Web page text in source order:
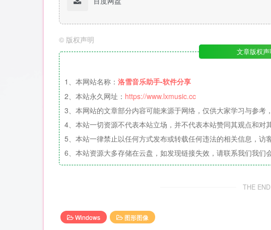
© 版权声明
文章版权声
1、本网站名称： 洛雪音乐助手-软件分享
2、本站永久网址： https://www.lxmusic.cc
3、本网站的文章部分内容可能来源于网络，仅供大家学习与参考
4、本站一切资源不代表本站立场，并不代表本站赞同其观点和对
5、本站一律禁止以任何方式发布或转载任何违法的相关信息，访
6、本站资源大多存储在云盘，如发现链接失效，请联系我们我们
THE END
Windows 图形图像